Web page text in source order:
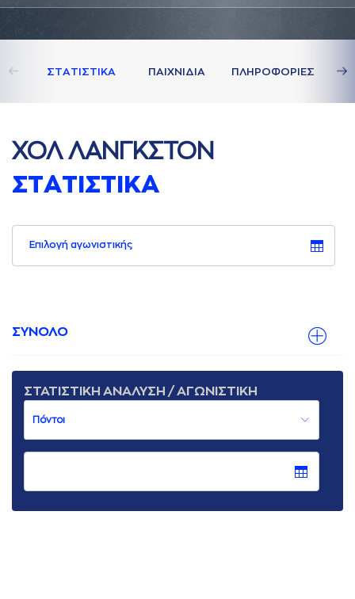
ΣΤAΤΙΣΤΙΚA ΠAΙΧΝΙΔΙA ΠΛΗΡΟΦΟΡΙΕΣ
ΧΟΛ ΛAΝΓΚΣΤΟΝ
ΣΤAΤΙΣΤΙΚA
Επιλογή αγωνιστικής
ΣΥΝΟΛΟ
ΣΤΑΤΙΣΤΙΚΗ ΑΝΑΛΥΣΗ / ΑΓΩΝΙΣΤΙΚΗ